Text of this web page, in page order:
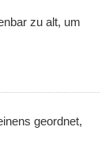
zu alt, um
geordnet,